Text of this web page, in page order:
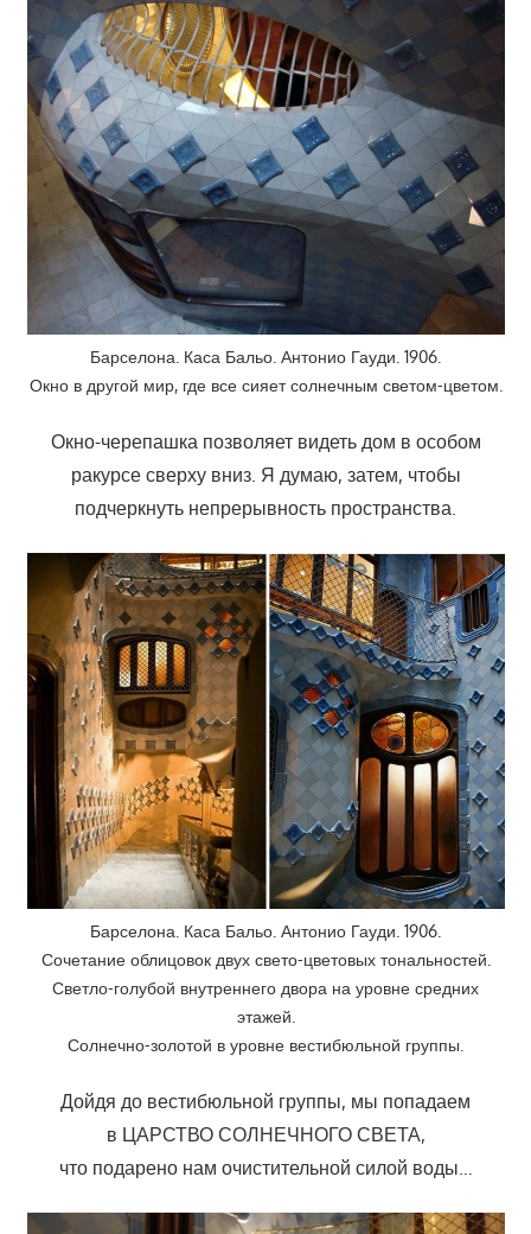
Барселона. Каса Бальо. Антонио Гауди. 1906.
Окно в другой мир, где все сияет солнечным светом-цветом.
Окно-черепашка позволяет видеть дом в особом
ракурсе сверху вниз. Я думаю, затем, чтобы
подчеркнуть непрерывность пространства.
Барселона. Каса Бальо. Антонио Гауди. 1906.
Сочетание облицовок двух свето-цветовых тональностей.
Светло-голубой внутреннего двора на уровне средних
этажей.
Солнечно-золотой в уровне вестибюльной группы.
Дойдя до вестибюльной группы, мы попадаем
в ЦАРСТВО СОЛНЕЧНОГО СВЕТА,
что подарено нам очистительной силой воды…